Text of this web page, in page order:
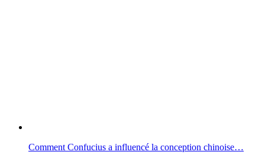
Comment Confucius a influencé la conception chinoise…